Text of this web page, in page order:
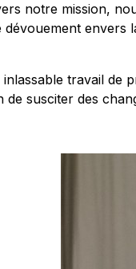
notre mission,
envers
travail de
susciter des